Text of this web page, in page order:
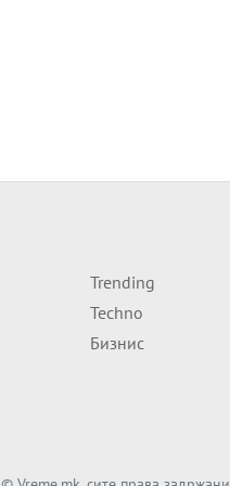
Trending
Techno
Бизнис